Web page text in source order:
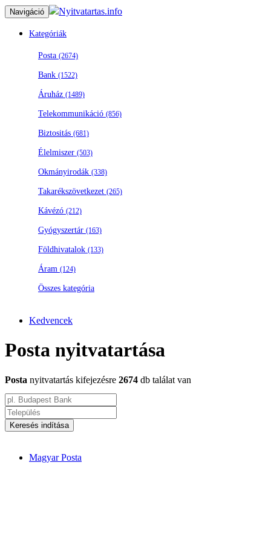
Navigáció Nyitvatartas.info
Kategóriák
Posta (2674)
Bank (1522)
Áruház (1489)
Telekommunikáció (856)
Biztositás (681)
Élelmiszer (503)
Okmányirodák (338)
Takarékszövetkezet (265)
Kávézó (212)
Gyógyszertár (163)
Földhivatalok (133)
Áram (124)
Összes kategória
Kedvencek
Posta nyitvatartása
Posta nyitvatartás kifejezésre 2674 db találat van
Keresés indítása
Magyar Posta